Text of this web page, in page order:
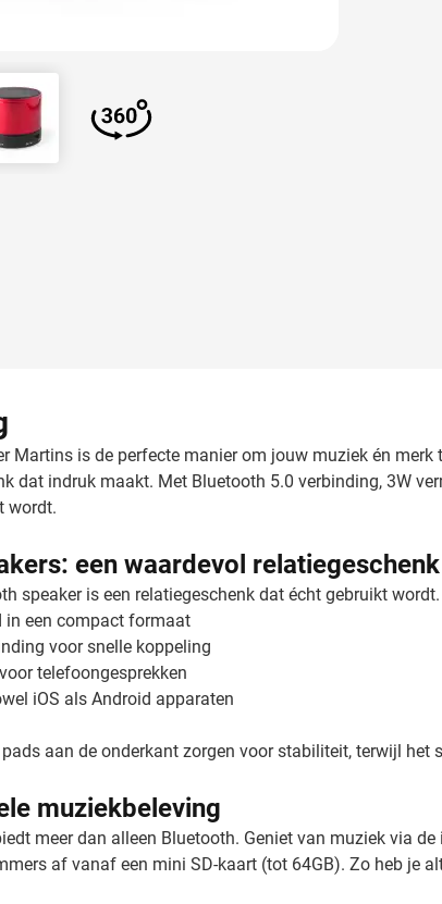
View larger image
Martins is de perfecte manier om jouw muziek én
dat indruk maakt. Met Bluetooth 5.0 verbinding, 3W
wordt.
een waardevol relatiegeschenk
speaker is een relatiegeschenk dat écht gebruikt
in een compact formaat
voor snelle koppeling
telefoongesprekken
iOS als Android apparaten
aan de onderkant zorgen voor stabiliteit, terwijl
muziekbeleving
meer dan alleen Bluetooth. Geniet van muziek via
af vanaf een mini SD-kaart (tot 64GB). Zo heb je